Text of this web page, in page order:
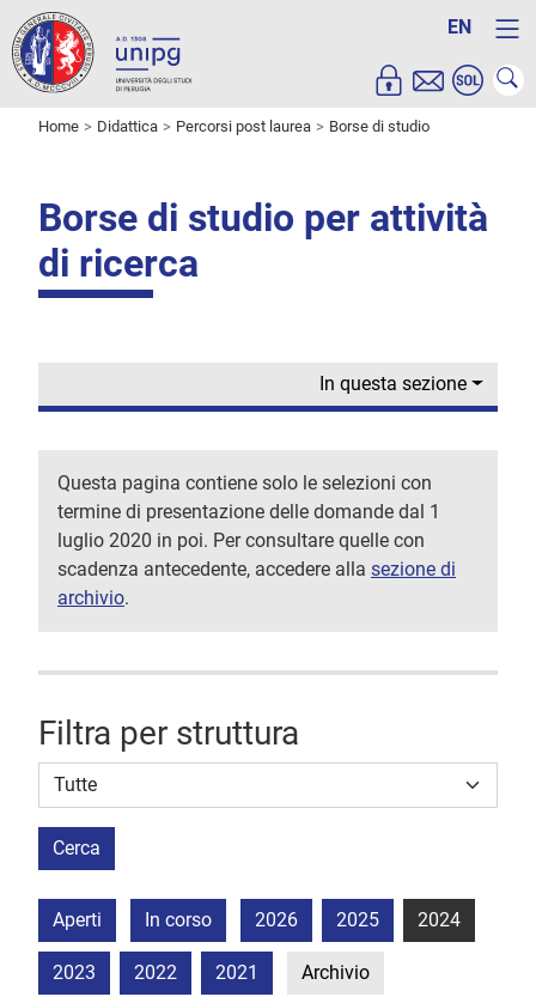
EN
Home Didattica Percorsi post laurea Borse di studio
Borse di studio per attività
di ricerca
In questa sezione
Questa pagina contiene solo le selezioni con
termine di presentazione delle domande dal 1
luglio 2020 in poi. Per consultare quelle con
scadenza antecedente, accedere alla sezione di
archivio.
Filtra per struttura
Struttura stipulante
Cerca
Aperti In corso 2026 2025 2024
2023 2022 2021 Archivio